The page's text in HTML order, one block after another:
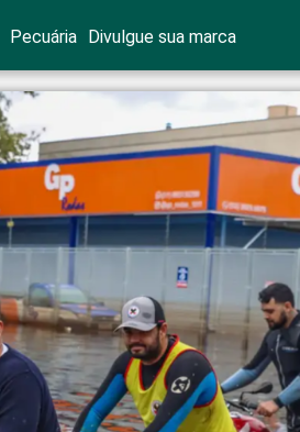
Pecuária Divulgue sua marca